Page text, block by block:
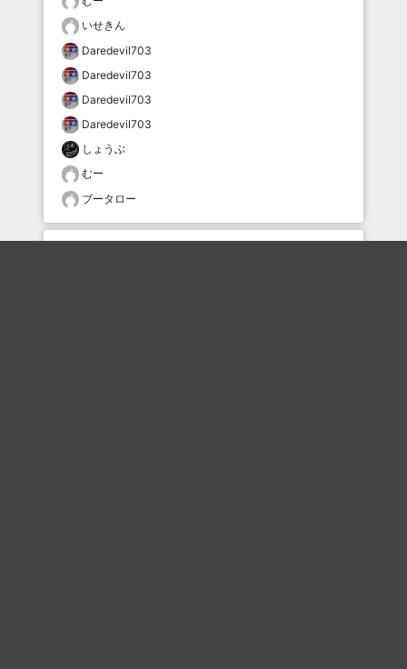
いせきん
Daredevil703
Daredevil703
Daredevil703
Daredevil703
しょうぶ
むー
ブータロー